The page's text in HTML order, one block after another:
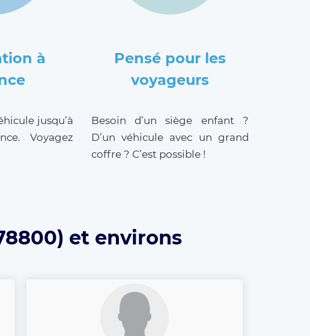
à
jusqu’à
Voyagez
Pensé pour les
voyageurs
Besoin d’un siège enfant ?
D’un véhicule avec un grand
coffre ? C’est possible !
et environs